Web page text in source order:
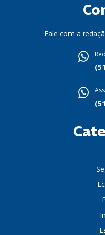
Fale com a